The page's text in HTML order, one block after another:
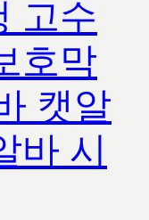
고수
호막
캣알
바 시